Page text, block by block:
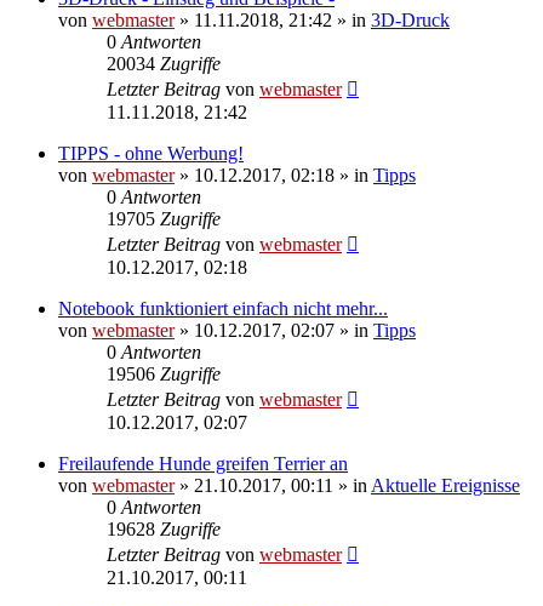
von webmaster» 11.11.2018, 21:42 » in 3D-Druck
0 Antworten
20034 Zugriffe
Letzter Beitrag von webmaster
11.11.2018, 21:42
TIPPS - ohne Werbung!
von webmaster» 10.12.2017, 02:18 » in Tipps
0 Antworten
19705 Zugriffe
Letzter Beitrag von webmaster
10.12.2017, 02:18
Notebook funktioniert einfach nicht mehr...
von webmaster» 10.12.2017, 02:07 » in Tipps
0 Antworten
19506 Zugriffe
Letzter Beitrag von webmaster
10.12.2017, 02:07
Freilaufende Hunde greifen Terrier an
von webmaster» 21.10.2017, 00:11 » in Aktuelle Ereignisse
0 Antworten
19628 Zugriffe
Letzter Beitrag von webmaster
21.10.2017, 00:11